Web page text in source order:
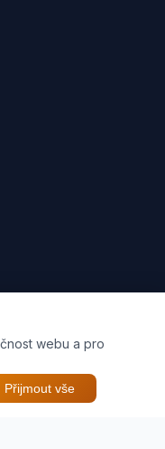
webu a pro
Přijmout vše